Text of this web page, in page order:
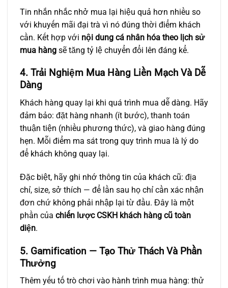
Tin nhắn nhắc nhở mua lại hiệu quả hơn nhiều so
với khuyến mãi đại trà vì nó đúng thời điểm khách
cần. Kết hợp với nội dung cá nhân hóa theo lịch sử
mua hàng sẽ tăng tỷ lệ chuyển đổi lên đáng kể.
4. Trải Nghiệm Mua Hàng Liền Mạch Và Dễ
Dàng
Khách hàng quay lại khi quá trình mua dễ dàng. Hãy
đảm bảo: đặt hàng nhanh (ít bước), thanh toán
thuận tiện (nhiều phương thức), và giao hàng đúng
hẹn. Mỗi điểm ma sát trong quy trình mua là lý do
để khách không quay lại.
Đặc biệt, hãy ghi nhớ thông tin của khách cũ: địa
chỉ, size, sở thích — để lần sau họ chỉ cần xác nhận
đơn chứ không phải nhập lại từ đầu. Đây là một
phần của chiến lược CSKH khách hàng cũ toàn
diện.
5. Gamification — Tạo Thử Thách Và Phần
Thưởng
Thêm yếu tố trò chơi vào hành trình mua hàng: thử